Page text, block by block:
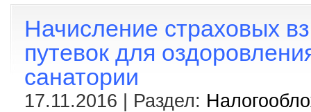
Начисление страховых
путевок для
санатории
17.11.2016 | Раздел: